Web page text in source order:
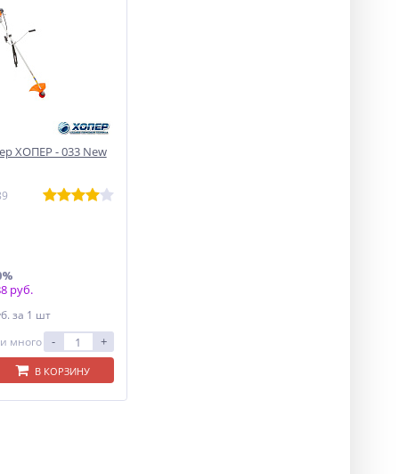
ХОПЕР - 033 New
руб.
за 1 шт
много
- +
В КОРЗИНУ